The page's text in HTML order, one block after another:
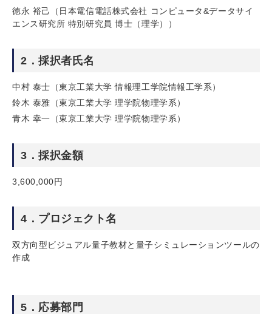
徳永 裕己（日本電信電話株式会社 コンピュータ&データサイ
エンス研究所 特別研究員 博士（理学））
2．採択者氏名
中村 泰士（東京工業大学 情報理工学院情報工学系）
鈴木 泰雅（東京工業大学 理学院物理学系）
青木 幸一（東京工業大学 理学院物理学系）
3．採択金額
3,600,000円
4．プロジェクト名
双方向型ビジュアル量子教材と量子シミュレーションツールの
作成
5．応募部門